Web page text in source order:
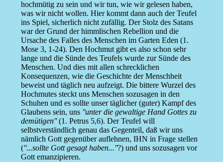
hochmütig zu sein und wir tun, wie wir gelesen haben,
was wir nicht wollen. Hier kommt dann auch der Teufel
ins Spiel, sicherlich nicht zufällig. Der Stolz des Satans
war der Grund der himmlischen Rebellion und die
Ursache des Falles des Menschen im Garten Eden (1.
Mose 3, 1-24). Den Hochmut gibt es also schon sehr
lange und die Sünde des Teufels wurde zur Sünde des
Menschen. Und dies mit allen schrecklichen
Konsequenzen, wie die Geschichte der Menschheit
beweist und täglich neu aufzeigt. Die bittere Wurzel des
Hochmutes steckt uns Menschen sozusagen in den
Schuhen und es sollte unser täglicher (guter) Kampf des
Glaubens sein, uns ''unter die gewaltige Hand Gottes zu
demütigen''(1. Petrus 5,6). Der Teufel will
selbstverständlich genau das Gegenteil, daß wir uns
nämlich Gott gegenüber auflehnen, IHN in Frage stellen
(''...sollte Gott gesagt haben...''?) und uns sozusagen vor
Gott emanzipieren.